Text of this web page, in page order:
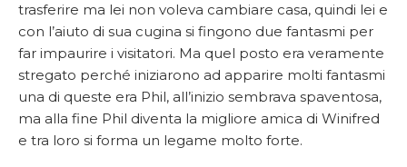
trasferire ma lei non voleva cambiare casa, quindi lei e
con l’aiuto di sua cugina si fingono due fantasmi per
far impaurire i visitatori. Ma quel posto era veramente
stregato perché iniziarono ad apparire molti fantasmi
una di queste era Phil, all’inizio sembrava spaventosa,
ma alla fine Phil diventa la migliore amica di Winifred
e tra loro si forma un legame molto forte.